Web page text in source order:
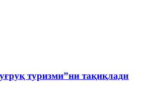
туризми”ни тақиқлади